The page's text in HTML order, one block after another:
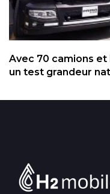
Avec 70 camions et
un test grandeur